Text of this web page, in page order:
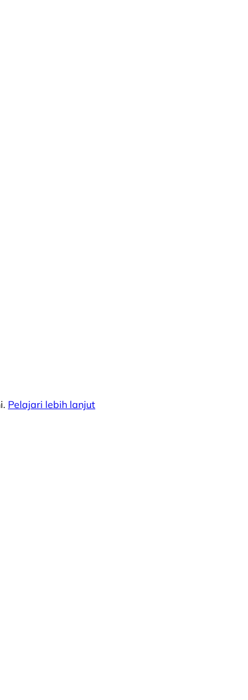
Pelajari lebih lanjut